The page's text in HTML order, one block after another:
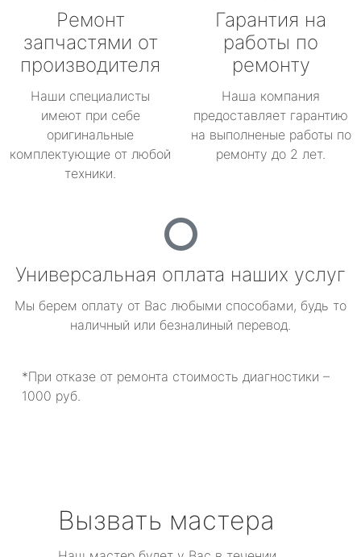
Ремонт
запчастями от
производителя
Наши специалисты
имеют при себе
оригинальные
комплектующие от любой
техники.
Гарантия на
работы по
ремонту
Наша компания
предоставляет гарантию
на выполненые работы по
ремонту до 2 лет.
Универсальная оплата наших услуг
Мы берем оплату от Вас любыми способами, будь то
наличный или безналиный перевод.
*При отказе от ремонта стоимость диагностики –
1000 руб.
Вызвать мастера